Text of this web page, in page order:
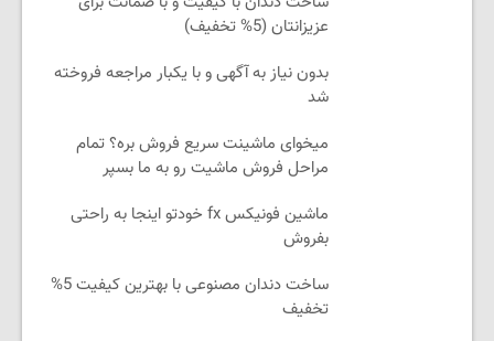
عزیزانتان (5% تخفیف)
بدون نیاز به آگهی و با یکبار مراجعه فروخته
شد
میخوای ماشینت سریع فروش بره؟ تمام
مراحل فروش ماشیت رو به ما بسپر
ماشین فونیکس fx خودتو اینجا به راحتی
بفروش
ساخت دندان مصنوعی با بهترین کیفیت 5%
تخفیف